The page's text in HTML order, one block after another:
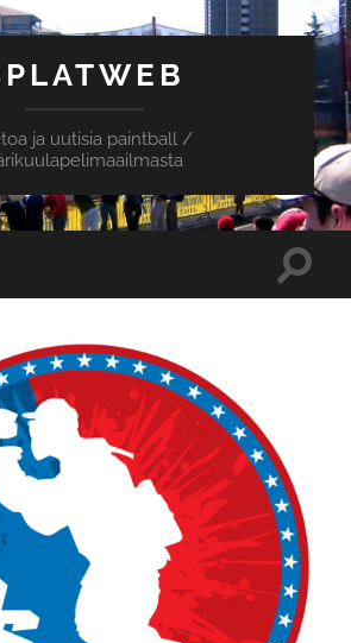
ja uutisia paintball /
Toggle